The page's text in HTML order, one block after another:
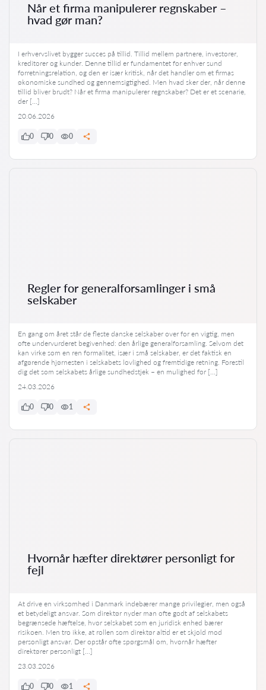
Når et firma manipulerer regnskaber –
hvad gør man?
I erhvervslivet bygger succes på tillid. Tillid mellem partnere, investorer,
kreditorer og kunder. Denne tillid er fundamentet for enhver sund
forretningsrelation, og den er især kritisk, når det handler om et firmas
økonomiske sundhed og gennemsigtighed. Men hvad sker der, når denne
tillid bliver brudt? Når et firma manipulerer regnskaber? Det er et scenarie,
der […]
20.06.2026
0 0 0
Regler for generalforsamlinger i små
selskaber
En gang om året står de fleste danske selskaber over for en vigtig, men
ofte undervurderet begivenhed: den årlige generalforsamling. Selvom det
kan virke som en ren formalitet, især i små selskaber, er det faktisk en
afgørende hjørnesten i selskabets lovlighed og fremtidige retning. Forestil
dig det som selskabets årlige sundhedstjek – en mulighed for […]
24.03.2026
0 0 1
Hvornår hæfter direktører personligt for
fejl
At drive en virksomhed i Danmark indebærer mange privilegier, men også
et betydeligt ansvar. Som direktør nyder man ofte godt af selskabets
begrænsede hæftelse, hvor selskabet som en juridisk enhed bærer
risikoen. Men tro ikke, at rollen som direktør altid er et skjold mod
personligt ansvar. Der opstår ofte spørgsmål om, hvornår hæfter
direktører personligt […]
23.03.2026
0 0 1